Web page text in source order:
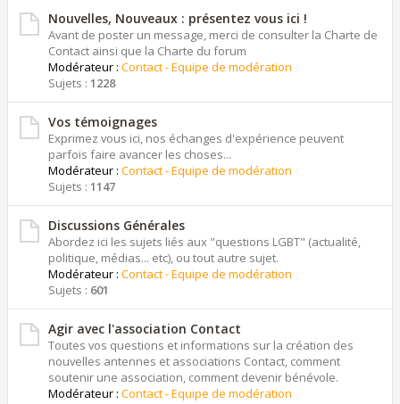
Nouvelles, Nouveaux : présentez vous ici !
Avant de poster un message, merci de consulter la Charte de
Contact ainsi que la Charte du forum
Modérateur : Contact - Equipe de modération
Sujets : 1228
Vos témoignages
Exprimez vous ici, nos échanges d'expérience peuvent
parfois faire avancer les choses...
Modérateur : Contact - Equipe de modération
Sujets : 1147
Discussions Générales
Abordez ici les sujets liés aux "questions LGBT" (actualité,
politique, médias... etc), ou tout autre sujet.
Modérateur : Contact - Equipe de modération
Sujets : 601
Agir avec l'association Contact
Toutes vos questions et informations sur la création des
nouvelles antennes et associations Contact, comment
soutenir une association, comment devenir bénévole.
Modérateur : Contact - Equipe de modération